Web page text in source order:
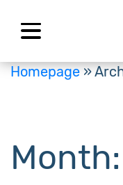
Homepage»
Month: